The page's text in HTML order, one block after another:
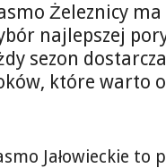
Żeleznicy
najlepszej
sezon
które warto
Jałowieckie to